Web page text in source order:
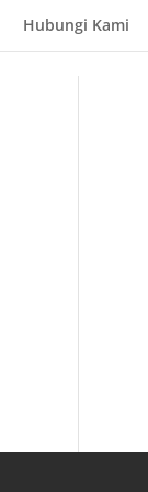
Hubungi Kami